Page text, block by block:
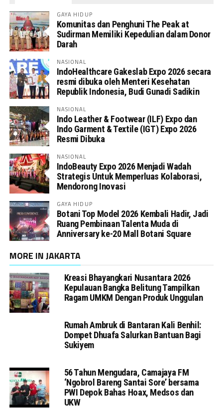
GAYA HIDUP
Komunitas dan Penghuni The Peak at
Sudirman Memiliki Kepedulian dalam Donor
Darah
NASIONAL
IndoHealthcare Gakeslab Expo 2026 secara
resmi dibuka oleh Menteri Kesehatan
Republik Indonesia, Budi Gunadi Sadikin
NASIONAL
Indo Leather & Footwear (ILF) Expo dan
Indo Garment & Textile (IGT) Expo 2026
Resmi Dibuka
NASIONAL
IndoBeauty Expo 2026 Menjadi Wadah
Strategis Untuk Memperluas Kolaborasi,
Mendorong Inovasi
GAYA HIDUP
Botani Top Model 2026 Kembali Hadir, Jadi
Ruang Pembinaan Talenta Muda di
Anniversary ke-20 Mall Botani Square
MORE IN JAKARTA
Kreasi Bhayangkari Nusantara 2026
Kepulauan Bangka Belitung Tampilkan
Ragam UMKM Dengan Produk Unggulan
Rumah Ambruk di Bantaran Kali Benhil:
Dompet Dhuafa Salurkan Bantuan Bagi
Sukiyem
56 Tahun Mengudara, Camajaya FM
‘Ngobrol Bareng Santai Sore’ bersama
PWI Depok Bahas Hoax, Medsos dan
UKW